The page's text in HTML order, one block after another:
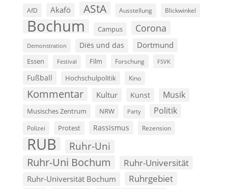
AfD Akafö AStA Ausstellung Blickwinkel
Bochum Campus Corona
Demonstration Diës und das Dortmund
Essen Festival Film Forschung FSVK
Fußball Hochschulpolitik Kino
Kommentar Kultur Kunst Musik
Musisches Zentrum NRW Party Politik
Polizei Protest Rassismus Rezension
RUB Ruhr-Uni
Ruhr-Uni Bochum Ruhr-Universität
Ruhr-Universität Bochum Ruhrgebiet